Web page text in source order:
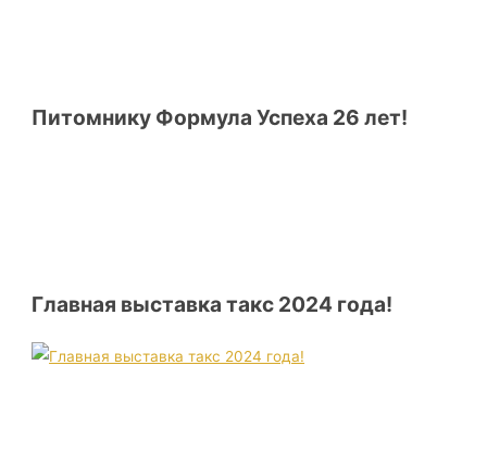
Питомнику Формула Успеха 26 лет!
Главная выставка такс 2024 года!